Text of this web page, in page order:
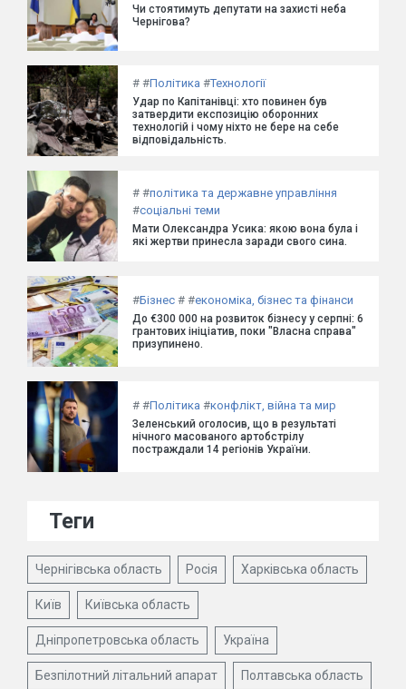
Чи стоятимуть депутати на захисті неба
Чернігова?
# #Політика #Технології
Удар по Капітанівці: хто повинен був
затвердити експозицію оборонних
технологій і чому ніхто не бере на себе
відповідальність.
# #політика та державне управління
#соціальні теми
Мати Олександра Усика: якою вона була і
які жертви принесла заради свого сина.
#Бізнес # #економіка, бізнес та фінанси
До €300 000 на розвиток бізнесу у серпні: 6
грантових ініціатив, поки "Власна справа"
призупинено.
# #Політика #конфлікт, війна та мир
Зеленський оголосив, що в результаті
нічного масованого артобстрілу
постраждали 14 регіонів України.
Теги
Чернігівська область Росія Харківська область
Київ Київська область
Дніпропетровська область Україна
Безпілотний літальний апарат Полтавська область